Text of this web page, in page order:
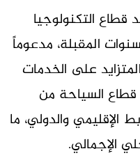
قطاع التكنولوجيا
المقبلة، مدعوماً
على الخدمات
قطاع السياحة من
الإقليمي والدولي، ما
الإجمالي.